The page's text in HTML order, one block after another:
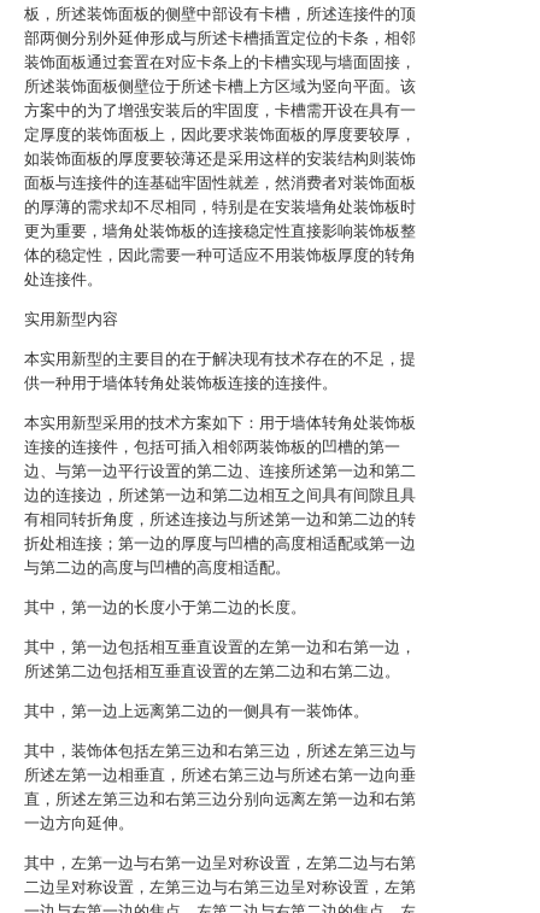
板，所述装饰面板的侧壁中部设有卡槽，所述连接件的顶
部两侧分别外延伸形成与所述卡槽插置定位的卡条，相邻
装饰面板通过套置在对应卡条上的卡槽实现与墙面固接，
所述装饰面板侧壁位于所述卡槽上方区域为竖向平面。该
方案中的为了增强安装后的牢固度，卡槽需开设在具有一
定厚度的装饰面板上，因此要求装饰面板的厚度要较厚，
如装饰面板的厚度要较薄还是采用这样的安装结构则装饰
面板与连接件的连基础牢固性就差，然消费者对装饰面板
的厚薄的需求却不尽相同，特别是在安装墙角处装饰板时
更为重要，墙角处装饰板的连接稳定性直接影响装饰板整
体的稳定性，因此需要一种可适应不用装饰板厚度的转角
处连接件。
实用新型内容
本实用新型的主要目的在于解决现有技术存在的不足，提
供一种用于墙体转角处装饰板连接的连接件。
本实用新型采用的技术方案如下：用于墙体转角处装饰板
连接的连接件，包括可插入相邻两装饰板的凹槽的第一
边、与第一边平行设置的第二边、连接所述第一边和第二
边的连接边，所述第一边和第二边相互之间具有间隙且具
有相同转折角度，所述连接边与所述第一边和第二边的转
折处相连接；第一边的厚度与凹槽的高度相适配或第一边
与第二边的高度与凹槽的高度相适配。
其中，第一边的长度小于第二边的长度。
其中，第一边包括相互垂直设置的左第一边和右第一边，
所述第二边包括相互垂直设置的左第二边和右第二边。
其中，第一边上远离第二边的一侧具有一装饰体。
其中，装饰体包括左第三边和右第三边，所述左第三边与
所述左第一边相垂直，所述右第三边与所述右第一边向垂
直，所述左第三边和右第三边分别向远离左第一边和右第
一边方向延伸。
其中，左第一边与右第一边呈对称设置，左第二边与右第
二边呈对称设置，左第三边与右第三边呈对称设置，左第